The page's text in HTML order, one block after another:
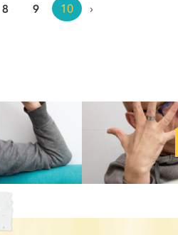
8 9 10 ›